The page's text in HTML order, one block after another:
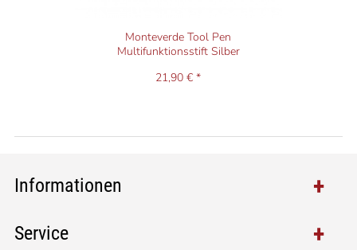
Monteverde Tool Pen
Multifunktionsstift Silber
21,90 € *
Informationen
Service